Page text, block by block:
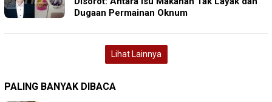
Dugaan Permainan Oknum
Lihat Lainnya
PALING BANYAK DIBACA